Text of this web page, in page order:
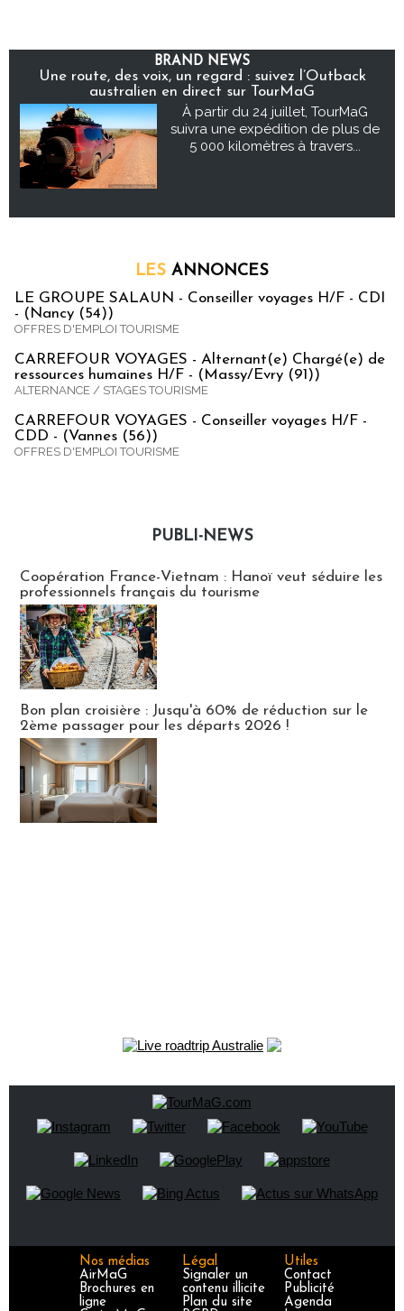
BRAND NEWS
Une route, des voix, un regard : suivez l’Outback
australien en direct sur TourMaG
À partir du 24 juillet, TourMaG
suivra une expédition de plus de
5 000 kilomètres à travers...
LES ANNONCES
LE GROUPE SALAUN - Conseiller voyages H/F - CDI
- (Nancy (54))
OFFRES D'EMPLOI TOURISME
CARREFOUR VOYAGES - Alternant(e) Chargé(e) de
ressources humaines H/F - (Massy/Evry (91))
ALTERNANCE / STAGES TOURISME
CARREFOUR VOYAGES - Conseiller voyages H/F -
CDD - (Vannes (56))
OFFRES D'EMPLOI TOURISME
PUBLI-NEWS
Coopération France-Vietnam : Hanoï veut séduire les
professionnels français du tourisme
Bon plan croisière : Jusqu'à 60% de réduction sur le
2ème passager pour les départs 2026 !
Nos médias
AirMaG
Brochures en
ligne
Légal
Signaler un
contenu illicite
Plan du site
Utiles
Contact
Publicité
Agenda